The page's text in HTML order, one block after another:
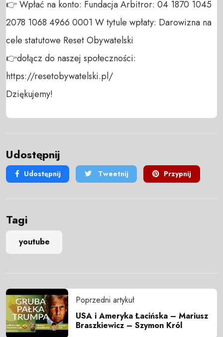
👉 Wpłać na konto: Fundacja Arbitror: 04 1870 1045
2078 1068 4966 0001 W tytule wpłaty: Darowizna na
cele statutowe Reset Obywatelski
👉dołącz do naszej społeczności:
https://resetobywatelski.pl/
Dziękujemy!
Udostępnij
Udostępnij Tweetnij Przypnij
Tagi
youtube
Poprzedni artykuł
USA i Ameryka Łacińska – Mariusz
Braszkiewicz – Szymon Król